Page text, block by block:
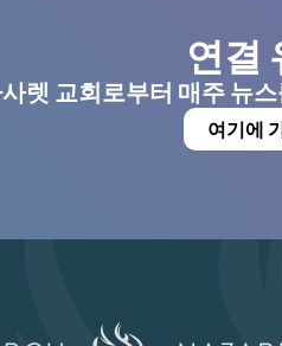
연결
렛 교회로부터 매주 뉴
여기에